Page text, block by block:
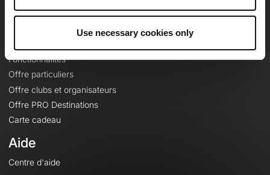
Use necessary cookies only
Fonctionnalités
Offre particuliers
Offre clubs et organisateurs
Offre PRO Destinations
Carte cadeau
Aide
Centre d'aide